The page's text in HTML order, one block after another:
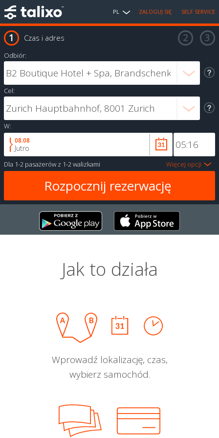
PL ZALOGUJ SIĘ SELF SERVICE
Czas i adres
Odbiór:
Cel:
W:
08.08
Jutro
Dla 1-2 pasażerów z 1-2 walizkami Więcej opcji
Jak to działa
Wprowadź lokalizację, czas,
wybierz samochód.